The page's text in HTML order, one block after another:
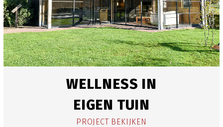
WELLNESS IN
EIGEN TUIN
PROJECT BEKIJKEN